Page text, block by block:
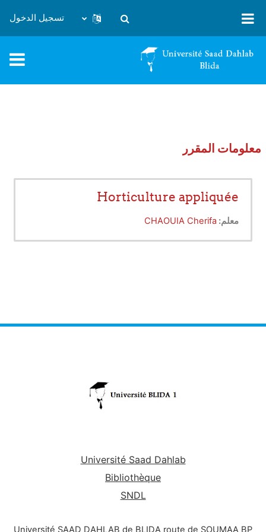
تبديل إدخال البحث
تسجيل الدخول
معلومات المقرر
Horticulture appliquée
معلم: CHAOUIA Cherifa
Université Saad Dahlab
Bibliothèque
SNDL
Université SAAD DAHLAB de BLIDA route de SOUMAA BP